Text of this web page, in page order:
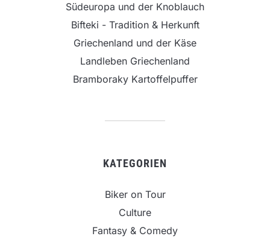
Südeuropa und der Knoblauch
Bifteki - Tradition & Herkunft
Griechenland und der Käse
Landleben Griechenland
Bramboraky Kartoffelpuffer
KATEGORIEN
Biker on Tour
Culture
Fantasy & Comedy